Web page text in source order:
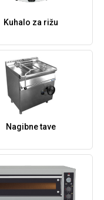
Kuhalo za rižu
Nagibne tave